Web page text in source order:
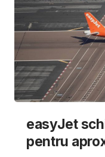
easyJet
pentru